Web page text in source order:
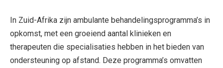
In Zuid-Afrika zijn ambulante behandelingsprogramma’s in
opkomst, met een groeiend aantal klinieken en
therapeuten die specialisaties hebben in het bieden van
ondersteuning op afstand. Deze programma’s omvatten